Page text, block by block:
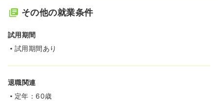
その他の就業条件
試用期間
試用期間あり
退職関連
定年：60歳